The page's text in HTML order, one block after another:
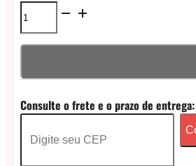
Líquido
Born
NicSalt
Consulte o frete e o prazo de entrega: